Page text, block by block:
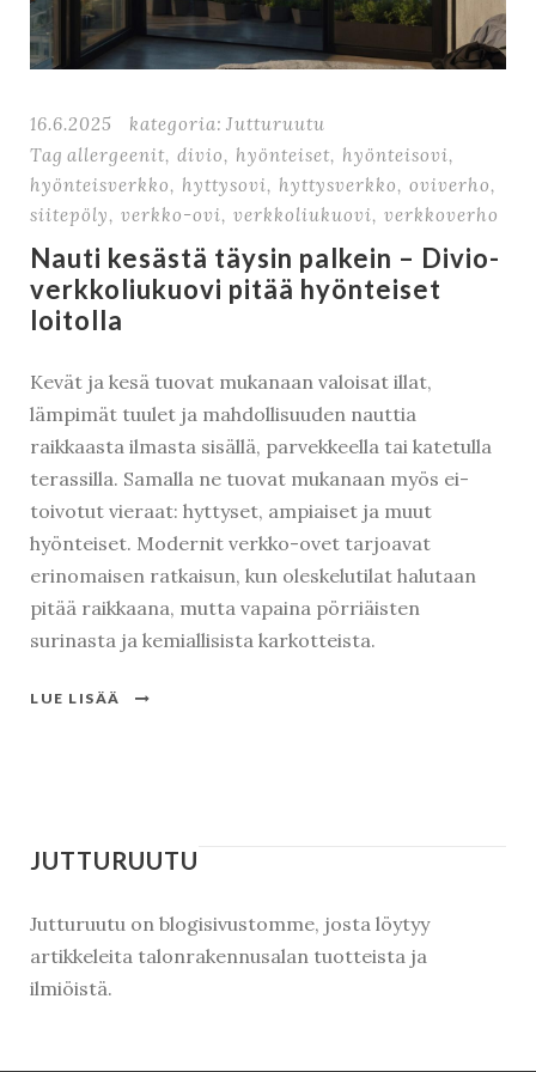
16.6.2025 kategoria: Jutturuutu
Tag allergeenit, divio, hyönteiset, hyönteisovi,
hyönteisverkko, hyttysovi, hyttysverkko, oviverho,
siitepöly, verkko-ovi, verkkoliukuovi, verkkoverho
Nauti kesästä täysin palkein – Divio-
verkkoliukuovi pitää hyönteiset
loitolla
Kevät ja kesä tuovat mukanaan valoisat illat,
lämpimät tuulet ja mahdollisuuden nauttia
raikkaasta ilmasta sisällä, parvekkeella tai katetulla
terassilla. Samalla ne tuovat mukanaan myös ei-
toivotut vieraat: hyttyset, ampiaiset ja muut
hyönteiset. Modernit verkko-ovet tarjoavat
erinomaisen ratkaisun, kun oleskelutilat halutaan
pitää raikkaana, mutta vapaina pörriäisten
surinasta ja kemiallisista karkotteista.
LUE LISÄÄ
JUTTURUUTU
Jutturuutu on blogisivustomme, josta löytyy
artikkeleita talonrakennusalan tuotteista ja
ilmiöistä.
Kirjaudu